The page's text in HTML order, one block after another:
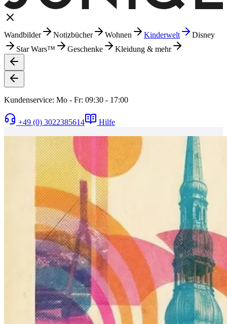
Wandbilder Notizbücher Wohnen Kinderwelt
Disney
Star Wars™
Geschenke Kleidung & mehr
Kundenservice: Mo - Fr: 09:30 - 17:00
+49 (0) 3022385614 Hilfe